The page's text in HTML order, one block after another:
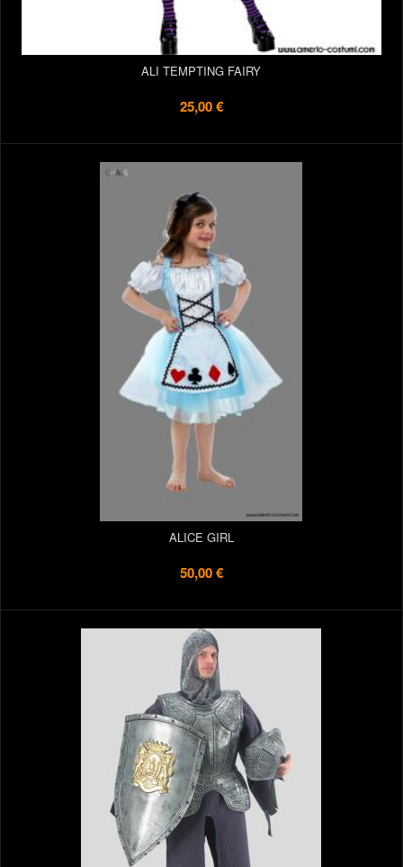
ALI TEMPTING FAIRY
25,00 €
ALICE GIRL
50,00 €